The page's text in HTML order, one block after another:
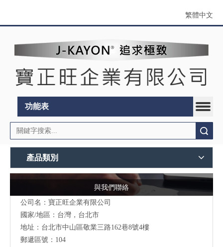
繁體中文
功能表
產品類別
與我們聯絡
公司名：寶正旺企業有限公司
國家/地區：台灣，台北市
地址：台北市中山區敬業三路162巷8號4樓
郵遞區號：104